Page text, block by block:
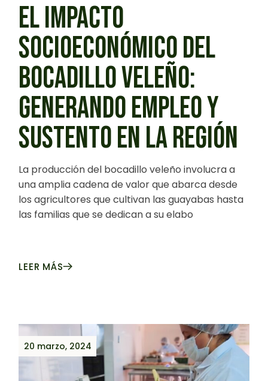
EL IMPACTO
SOCIOECONÓMICO DEL
BOCADILLO VELEÑO:
GENERANDO EMPLEO Y
SUSTENTO EN LA REGIÓN
La producción del bocadillo veleño involucra a
una amplia cadena de valor que abarca desde
los agricultores que cultivan las guayabas hasta
las familias que se dedican a su elabo
LEER MÁS
20 marzo, 2024